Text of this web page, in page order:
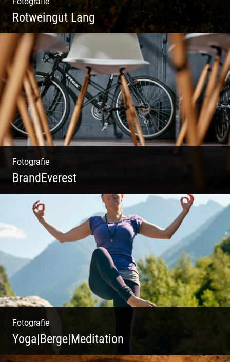
Rotweingut Lang
Rotweine aus Österreich | Genussvolle
Weinprobe | Herbstliche Weinberge | Uriger
Weinkeller
Fotografie
BrandEverest
Kommunikationsfotografie | Branding mit
Bildwelten | Markenerlebnisse | Corporate
Design
Fotografie
Yoga|Berge|Meditation